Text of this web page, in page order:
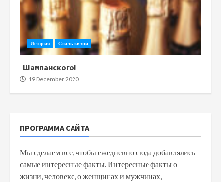
История Стиль жизни
Шампанского!
19 December 2020
ПРОГРАММА САЙТА
Мы сделаем все, чтобы ежедневно сюда добавлялись
самые интересные факты. Интересные факты о
жизни, человеке, о женщинах и мужчинах,